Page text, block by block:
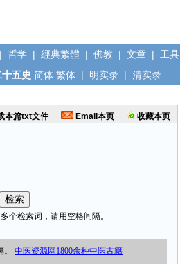
| 哲学 | 經典繁體 | 佛教 | 文章 | 工具
十五史 简体 繁体 | 明实录 | 清实录
本篇txt文件 Email本页 收藏本页